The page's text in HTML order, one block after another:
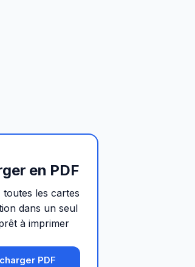
en PDF
toutes les cartes
dans un seul
à imprimer
PDF